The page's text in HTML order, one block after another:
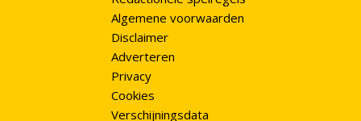
Algemene voorwaarden
Disclaimer
Adverteren
Privacy
Cookies
Verschijningsdata